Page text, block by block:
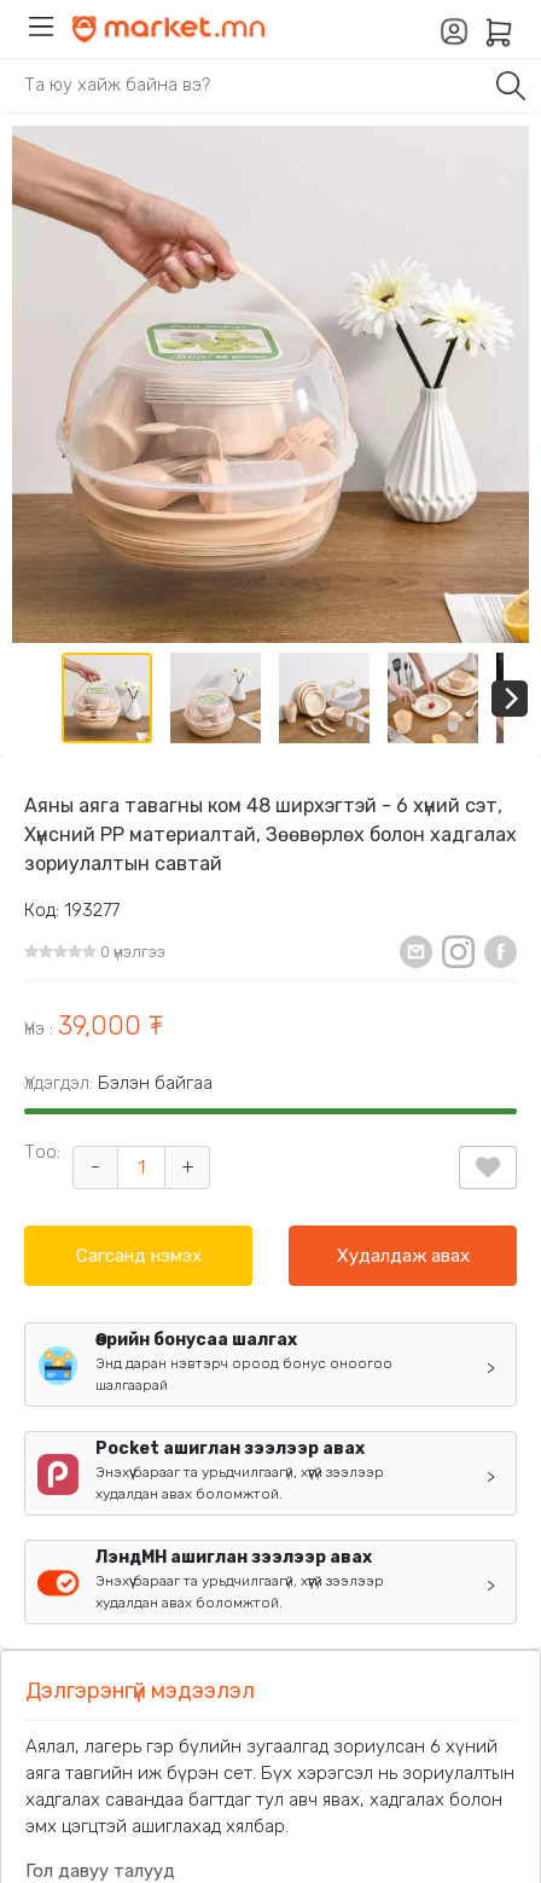
Аяны аяга тавагны ком 48 ширхэгтэй - 6 хүний сэт,
Хүнсний PP материалтай, Зөөвөрлөх болон хадгалах
зориулалтын савтай
Код: 193277
0 үнэлгээ
Үнэ : 39,000 ₮
Үлдэгдэл: Бэлэн байгаа
Тоо:
- +
Сагсанд нэмэх Худалдаж авах
Өөрийн бонусаа шалгах
Энд даран нэвтэрч ороод бонус оноогоо
шалгаарай
>
Pocket ашиглан зээлээр авах
Энэхүү барааг та урьдчилгаагүй, хүүгүй зээлээр
худалдан авах боломжтой.
>
ЛэндМН ашиглан зээлээр авах
Энэхүү барааг та урьдчилгаагүй, хүүгүй зээлээр
худалдан авах боломжтой.
>
Дэлгэрэнгүй мэдээлэл
Аялал, лагерь гэр бүлийн зугаалгад зориулсан 6 хүний
аяга тавгийн иж бүрэн сет. Бүх хэрэгсэл нь зориулалтын
хадгалах савандаа багтдаг тул авч явах, хадгалах болон
эмх цэгцтэй ашиглахад хялбар.
Гол давуу талууд